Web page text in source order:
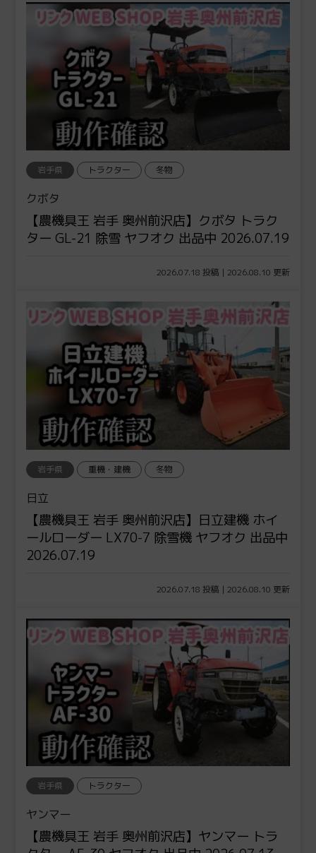
岩手県 トラクター 冬物
クボタ
【農機具王 岩手 奥州前沢店】クボタ トラク
ター GL-21 除雪 ヤフオク 出品中 2026.07.19
2026.07.18 投稿 | 2026.08.10 更新
岩手県 重機・建機 冬物
日立
【農機具王 岩手 奥州前沢店】日立建機 ホイ
ールローダー LX70-7 除雪機 ヤフオク 出品中
2026.07.19
2026.07.18 投稿 | 2026.08.10 更新
岩手県 トラクター
ヤンマー
【農機具王 岩手 奥州前沢店】ヤンマー トラ